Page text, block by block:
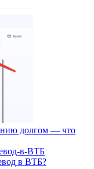
долгом — что
в ВТБ?